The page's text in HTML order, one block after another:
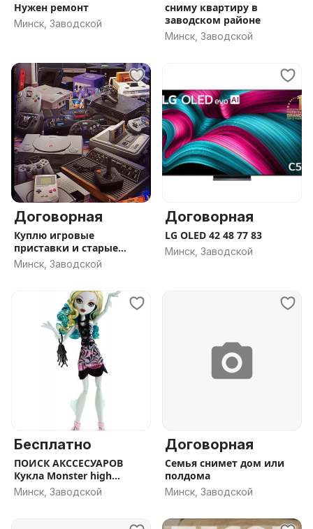
Нужен ремонт
Минск, Заводской
сниму квартиру в
заводском районе
Минск, Заводской
Договорная
Куплю игровые
приставки и старые
компьютеры
Минск, Заводской
Договорная
LG OLED 42 48 77 83
Минск, Заводской
Бесплатно
ПОИСК АКССЕСУАРОВ
Кукла Monster high
Монстер хай
Минск, Заводской
Договорная
Семья снимет дом или
полдома
Минск, Заводской